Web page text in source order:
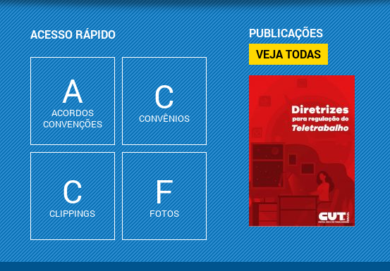
ACESSO RÁPIDO
A
ACORDOS
CONVENÇÕES
C
CONVÊNIOS
C
CLIPPINGS
F
FOTOS
PUBLICAÇÕES
VEJA TODAS